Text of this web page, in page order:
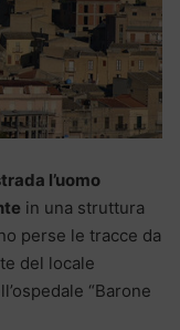
l’uomo
in una struttura
perse le tracce da
del locale
“Barone